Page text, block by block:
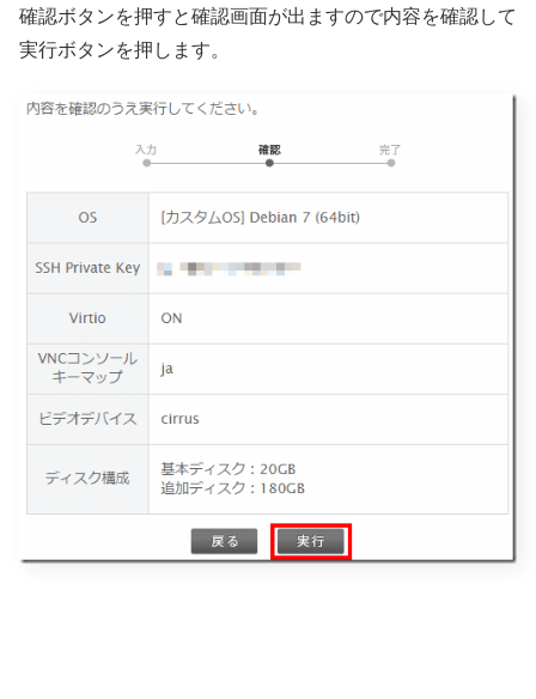
確認ボタンを押すと確認画面が出ますので内容を確認して
実行ボタンを押します。